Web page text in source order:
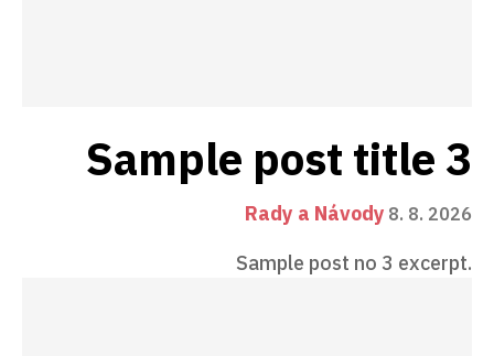
Sample post title 3
Rady a Návody 8. 8. 2026
Sample post no 3 excerpt.